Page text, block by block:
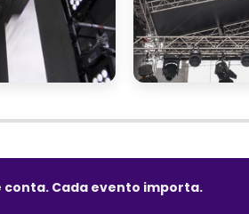
conta. Cada evento importa.